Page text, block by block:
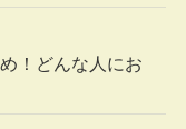
！どんな人にお